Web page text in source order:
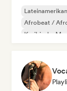
Afrobeat /
Karibische